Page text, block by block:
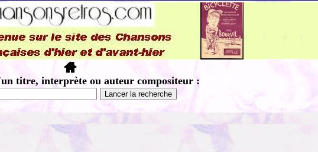
titre, interprète ou auteur compositeur :